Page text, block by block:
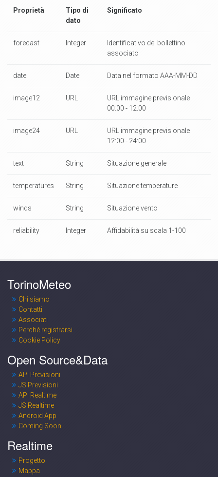
Proprietà
Tipo di
dato
Significato
forecast Integer
Identificativo del bollettino
associato
date Date Data nel formato AAA-MM-DD
image12 URL
URL immagine previsionale
00:00 - 12:00
image24 URL
URL immagine previsionale
12:00 - 24:00
text String Situazione generale
temperatures String Situazione temperature
winds String Situazione vento
reliability Integer Affidabilità su scala 1-100
TorinoMeteo
Chi siamo
Contatti
Associati
Perché registrarsi
Cookie Policy
Open Source&Data
API Previsioni
JS Previsioni
API Realtime
JS Realtime
Android App
Coming Soon
Realtime
Progetto
Mappa